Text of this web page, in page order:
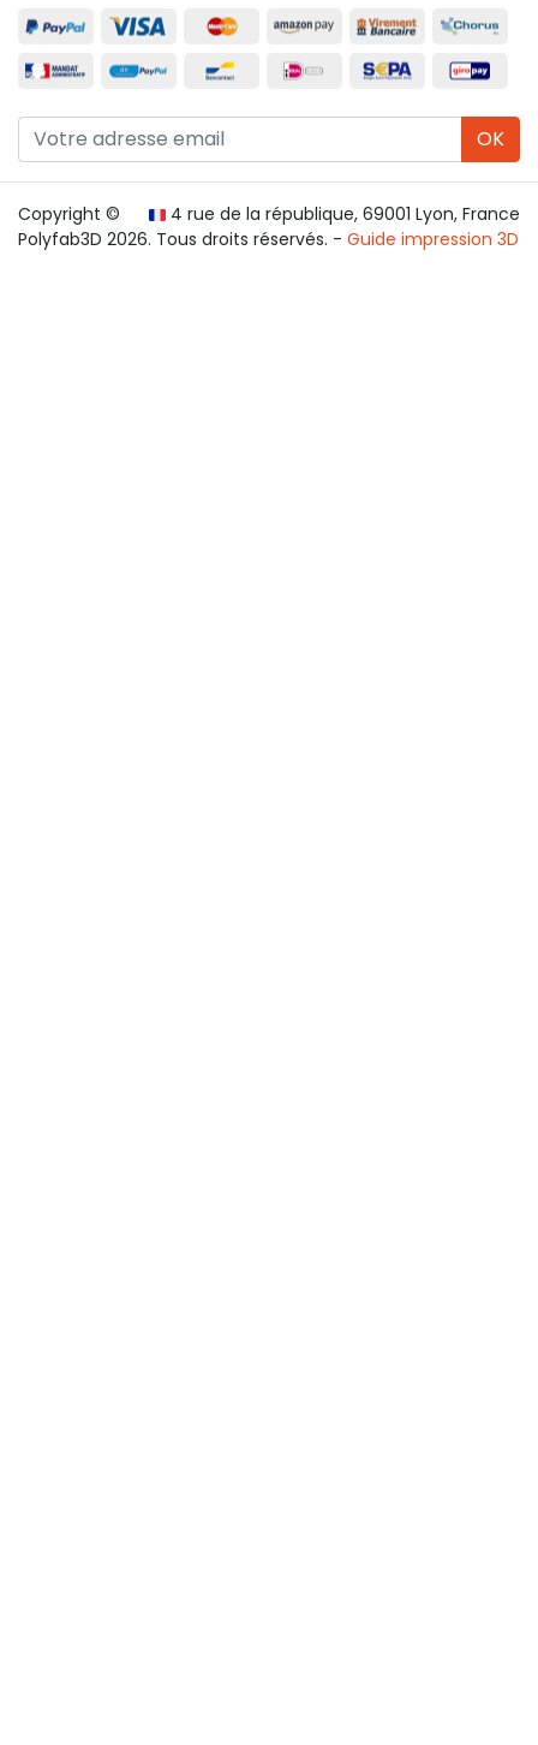
OK
4 rue de la république, 69001 Lyon, France
Copyright ©
Polyfab3D 2026. Tous droits réservés. - Guide impression 3D